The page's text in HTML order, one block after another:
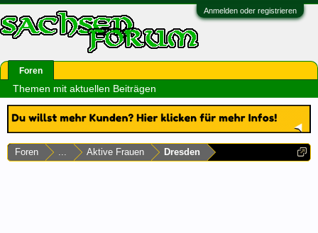
Anmelden oder registrieren
Foren ... Aktive Frauen Dresden
Foren
Themen mit aktuellen Beiträgen